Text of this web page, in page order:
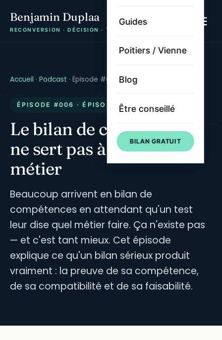
Benjamin Duplaa
RECONVERSION · DÉCISION · TRAJECTOIRE
Guides
Poitiers / Vienne
Blog
Être conseillé
BILAN GRATUIT
Accueil · Podcast · Épisode #006
ÉPISODE #006 · ÉPISODE PREUVE
Le bilan de compétences
ne sert pas à choisir un
métier
Beaucoup arrivent en bilan de
compétences en attendant qu'un test
leur dise quel métier faire. Ça n'existe pas
— et c'est tant mieux. Cet épisode
explique ce qu'un bilan sérieux produit
vraiment : la preuve de sa compétence,
de sa compatibilité et de sa faisabilité.